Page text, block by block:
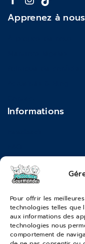
Pour offrir les
technologies telles
aux informations des
technologies nous
comportement de
Apprenez à
Informations
Moyens de paiements
Conditions
Suivi de commande
Services & Retours